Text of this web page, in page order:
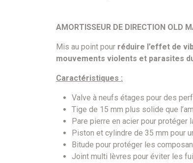
AMORTISSEUR DE DIRECTION OLD
Mis au point pour réduire l’effet de
mouvements violents et parasites
Caractéristiques :
Valve à neufs étages pour des
Tige de 15 mm plus solide que
Pare pierre en acier pour
Piston et cylindre de 35 mm pour
Bitude pour protéger les
Joint multi lèvres pour éviter les